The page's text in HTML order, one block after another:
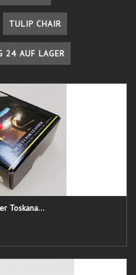
TULIP CHAIR
24 AUF LAGER
Toskana...